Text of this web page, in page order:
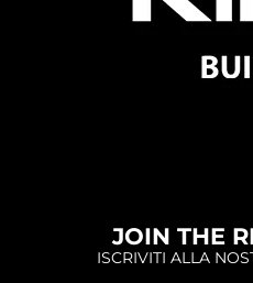
JOIN THE
ISCRIVITI ALLA